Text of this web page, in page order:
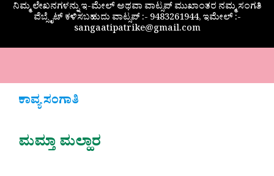
ನಿಮ್ಮ ಲೇಖನಗಳನ್ನು ಇ-ಮೇಲ್ ಅಥವಾ ವಾಟ್ಸಪ್ ಮುಖಾಂತರ ನಮ್ಮ ಸಂಗತಿ
ವೆಬ್ಸೈಟ್ ಕಳಿಸಬಹುದು ವಾಟ್ಸಪ್‌ :- 9483261944, ಇಮೇಲ್ :-
sangaatipatrike@gmail.com
ಕಾವ್ಯ ಸಂಗಾತಿ
ಮಮ್ತಾ ಮಲ್ಹಾರ